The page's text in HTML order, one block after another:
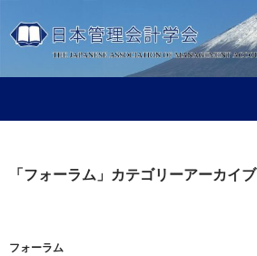
ン
ン
へ
「フォーラム」カテゴリーアーカイブ
フォーラム